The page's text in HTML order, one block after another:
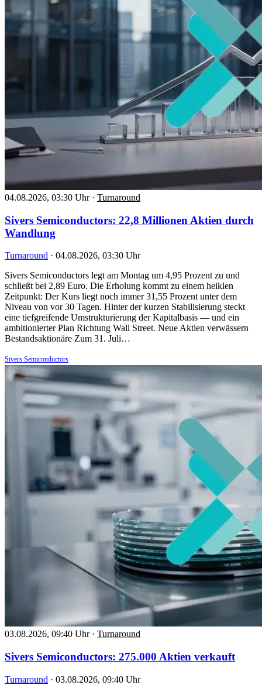
04.08.2026, 03:30 Uhr · Turnaround
Sivers Semiconductors: 22,8 Millionen Aktien durch
Wandlung
Turnaround · 04.08.2026, 03:30 Uhr
Sivers Semiconductors legt am Montag um 4,95 Prozent zu und
schließt bei 2,89 Euro. Die Erholung kommt zu einem heiklen
Zeitpunkt: Der Kurs liegt noch immer 31,55 Prozent unter dem
Niveau von vor 30 Tagen. Hinter der kurzen Stabilisierung steckt
eine tiefgreifende Umstrukturierung der Kapitalbasis — und ein
ambitionierter Plan Richtung Wall Street. Neue Aktien verwässern
Bestandsaktionäre Zum 31. Juli…
Sivers Semiconductors
03.08.2026, 09:40 Uhr · Turnaround
Sivers Semiconductors: 275.000 Aktien verkauft
Turnaround · 03.08.2026, 09:40 Uhr